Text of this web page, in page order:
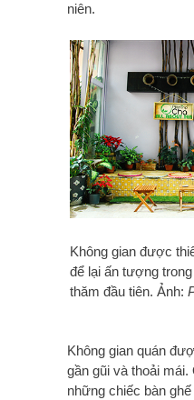
niên.
Không gian được
để lại ấn tượng
thăm đầu tiên. Ảnh:
Không gian quán
gần gũi và thoải
những chiếc bàn